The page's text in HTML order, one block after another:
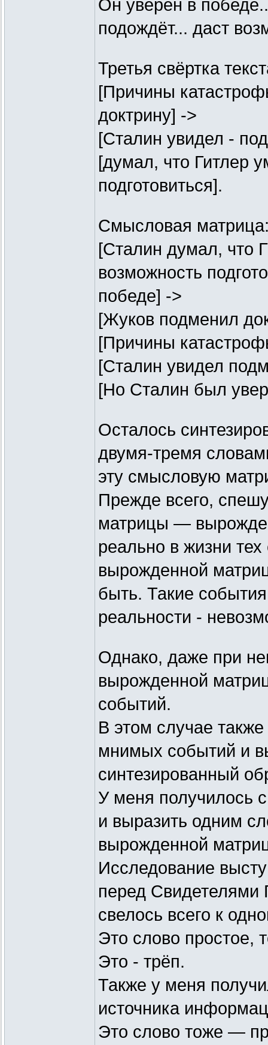
Он уверен в
подождёт... даст
Третья свёртка
[Причины
доктрину] ->
[Сталин увидел -
[думал, что Гитлер
подготовиться].
Смысловая
[Сталин думал, что
возможность
победе] ->
[Жуков подменил
[Причины
[Сталин увидел
[Но Сталин был
Осталось
двумя-тремя
эту смысловую
Прежде всего,
матрицы —
реально в жизни
вырожденной
быть. Такие
реальности -
Однако, даже при
вырожденной
событий.
В этом случае также
мнимых событий и
синтезированный
У меня получилось
и выразить одним
вырожденной
Исследование
перед Свидетелями
свелось всего к
Это слово простое,
Это - трёп.
Также у меня
источника
Это слово тоже —